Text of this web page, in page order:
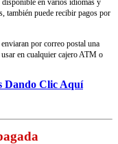
en varios idiomas y
también puede recibir pagos por
enviaran por correo postal una
usar en cualquier cajero ATM o
Dando Clic Aquí